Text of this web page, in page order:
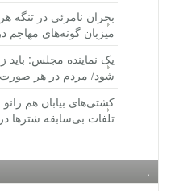
بحران نامرئی در
میزبان گونه‌های مهاجم
یک نماینده مجلس: باید
شود/ مردم در هر صورت
کشتی‌های بیابان هم
تلفات بی‌سابقه شترها در
.